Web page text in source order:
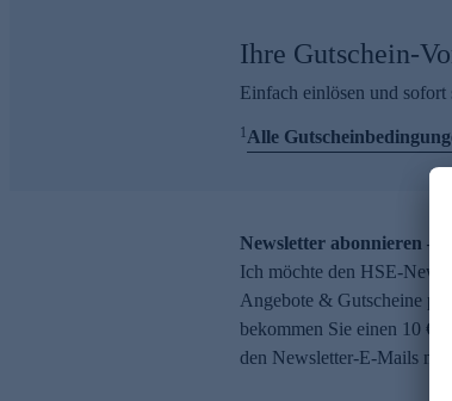
Ihre Gutschein-
Einfach einlösen und
1Alle
Newsletter abonnieren –
Ich möchte den HSE-
Angebote & Gutscheine
bekommen Sie einen 10 €
den Newsletter-E-Mails